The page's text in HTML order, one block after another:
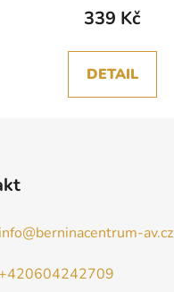
339 Kč
DETAIL
info@berninacentrum-av.cz
+420604242709